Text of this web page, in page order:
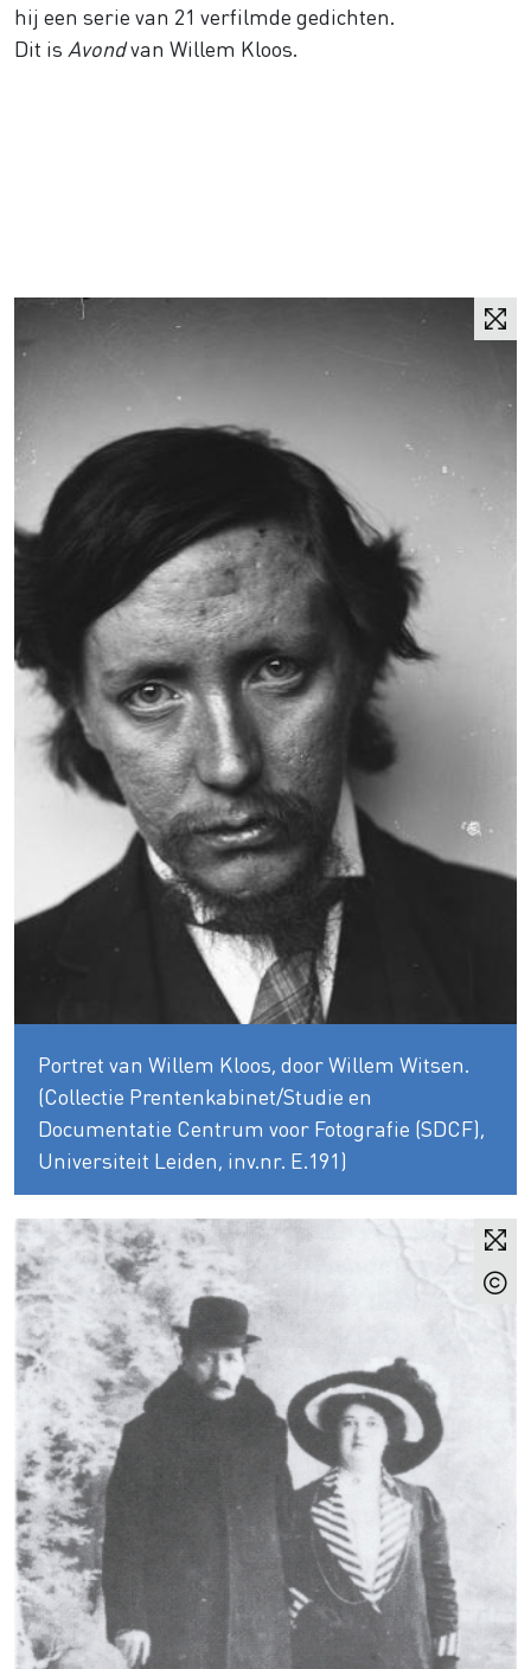
hij een serie van 21 verfilmde gedichten.
Dit is Avondvan Willem Kloos.
Portret van Willem Kloos, door Willem Witsen.
(Collectie Prentenkabinet/Studie en
Documentatie Centrum voor Fotografie (SDCF),
Universiteit Leiden, inv.nr. E.191)